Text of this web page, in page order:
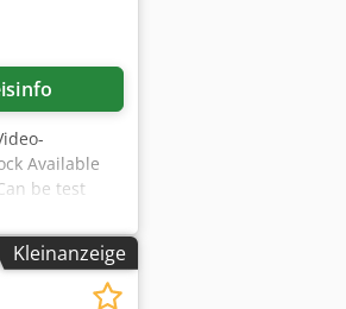
Available
be test
Kleinanzeige